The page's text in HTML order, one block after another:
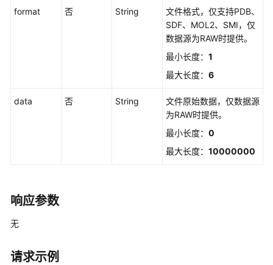
维
处
解
format 否 String
文件格式，仅支持PDB、
SDF、MOL2、SMI，仅
数据源为RAW时提供。
最小长度： 1
最大长度： 6
data 否 String
文件原始数据，仅数据源
为RAW时提供。
最小长度： 0
最大长度： 10000000
响应参数
无
请求示例